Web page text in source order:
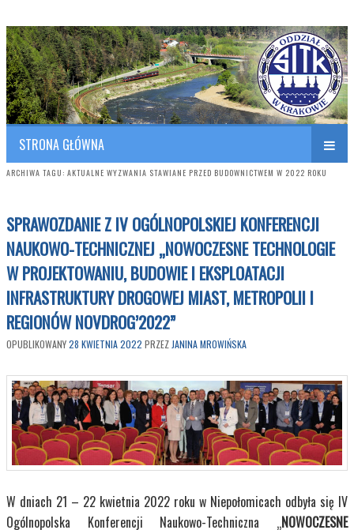
SITK RP Oddział w KRAKOWIE
Polish Association of Engineers & Technicians of Transportation
STRONA GŁÓWNA
ARCHIWA TAGU: AKTUALNE WYZWANIA STAWIANE PRZED BUDOWNICTWEM W 2022 ROKU
SPRAWOZDANIE Z IV OGÓLNOPOLSKIEJ KONFERENCJI
NAUKOWO-TECHNICZNEJ „NOWOCZESNE TECHNOLOGIE
W PROJEKTOWANIU, BUDOWIE I EKSPLOATACJI
INFRASTRUKTURY DROGOWEJ MIAST, METROPOLII I
REGIONÓW NOVDROG’2022”
OPUBLIKOWANY28 KWIETNIA 2022 PRZEZ JANINA MROWIŃSKA
W dniach 21 – 22 kwietnia 2022 roku w Niepołomicach odbyła się IV
Ogólnopolska Konferencji Naukowo-Techniczna „NOWOCZESNE